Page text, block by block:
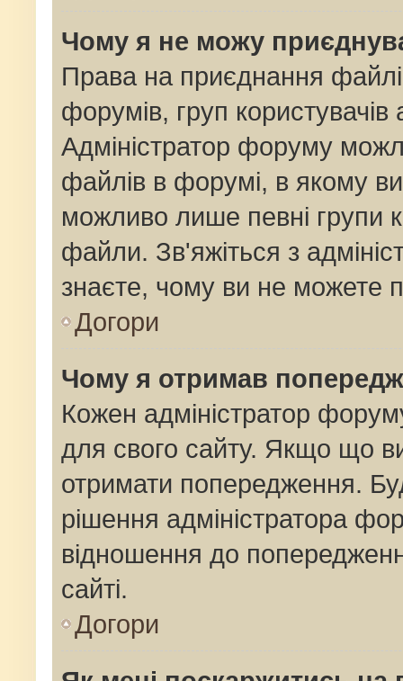
Чому я не можу
Права на приєднання
форумів, груп
Адміністратор форуму
файлів в форумі, в якому
можливо лише певні групи
файли. Зв'яжіться з
знаєте, чому ви не можете
Догори
Чому я отримав
Кожен адміністратор
для свого сайту. Якщо що
отримати попередження.
рішення адміністратора
відношення до
сайті.
Догори